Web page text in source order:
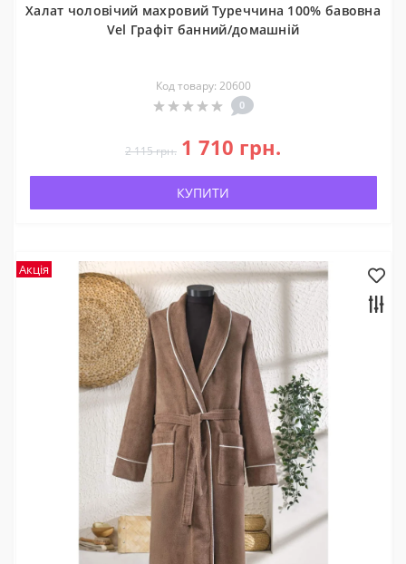
Халат чоловічий махровий Туреччина 100% бавовна
Vel Графіт банний/домашній
Код товару: 20600
0
2 115 грн. 1 710 грн.
КУПИТИ
Акція